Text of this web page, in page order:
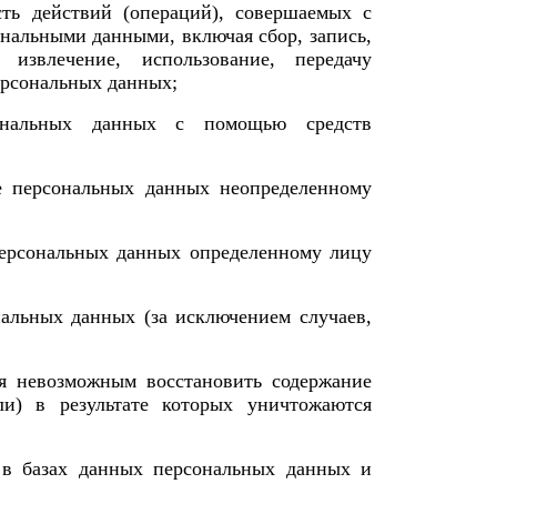
действий (операций), совершаемых с
данными, включая сбор, запись,
использование, передачу
данных;
данных с помощью средств
данных неопределенному
данных определенному лицу
данных (за исключением случаев,
невозможным восстановить содержание
в результате которых уничтожаются
базах данных персональных данных и